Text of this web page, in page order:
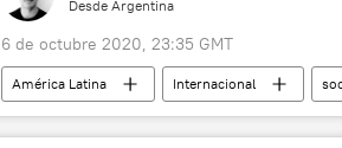
Desde Argentina
6 de octubre 2020, 23:35 GMT
América Latina Internacional
Argentina
medicina plantas